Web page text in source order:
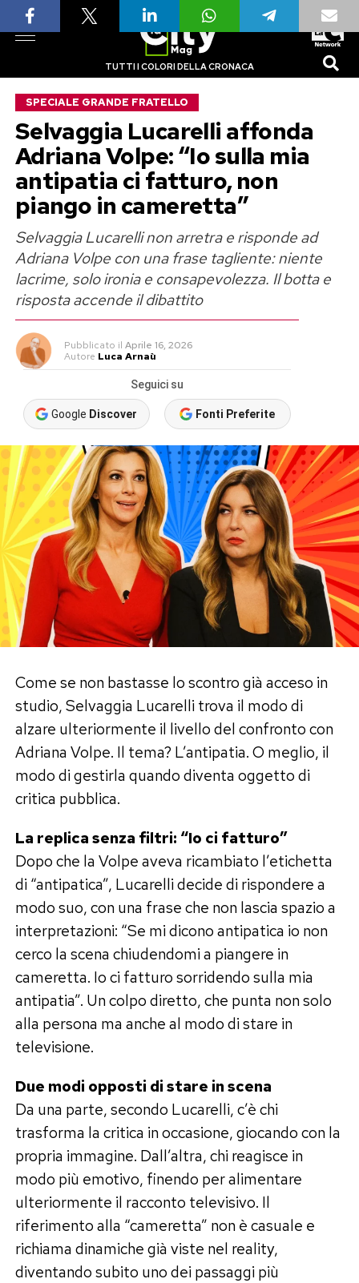
TUTTI I COLORI DELLA CRONACA
SPECIALE GRANDE FRATELLO
Selvaggia Lucarelli affonda
Adriana Volpe: “Io sulla mia
antipatia ci fatturo, non
piango in cameretta”
Selvaggia Lucarelli non arretra e risponde ad
Adriana Volpe con una frase tagliente: niente
lacrime, solo ironia e consapevolezza. Il botta e
risposta accende il dibattito
Pubblicato il Aprile 16, 2026
Autore Luca Arnaù
Seguici su
Google Discover Fonti Preferite
Come se non bastasse lo scontro già acceso in
studio, Selvaggia Lucarelli trova il modo di
alzare ulteriormente il livello del confronto con
Adriana Volpe. Il tema? L’antipatia. O meglio, il
modo di gestirla quando diventa oggetto di
critica pubblica.
La replica senza filtri: “Io ci fatturo”
Dopo che la Volpe aveva ricambiato l’etichetta
di “antipatica”, Lucarelli decide di rispondere a
modo suo, con una frase che non lascia spazio a
interpretazioni: “Se mi dicono antipatica io non
cerco la scena chiudendomi a piangere in
cameretta. Io ci fatturo sorridendo sulla mia
antipatia”. Un colpo diretto, che punta non solo
alla persona ma anche al modo di stare in
televisione.
Due modi opposti di stare in scena
Da una parte, secondo Lucarelli, c’è chi
trasforma la critica in occasione, giocando con la
propria immagine. Dall’altra, chi reagisce in
modo più emotivo, finendo per alimentare
ulteriormente il racconto televisivo. Il
riferimento alla “cameretta” non è casuale e
richiama dinamiche già viste nel reality,
diventando subito uno dei passaggi più